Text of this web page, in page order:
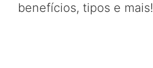
benefícios, tipos e mais!